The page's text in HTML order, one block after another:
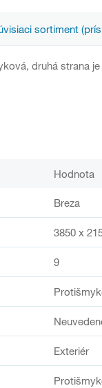
sortiment
druhá strana
Hodnota
Breza
3850 x
9
Exteriér